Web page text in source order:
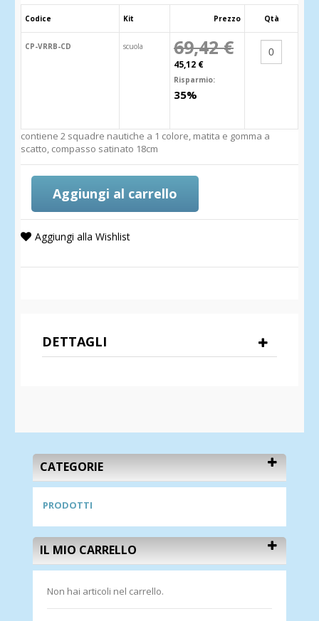
Codice Kit Prezzo Qtà
CP-VRRB-CD scuola 69,42 €
45,12 €
Risparmio:
35%
contiene 2 squadre nautiche a 1 colore, matita e gomma a
scatto, compasso satinato 18cm
Aggiungi al carrello
Aggiungi alla Wishlist
DETTAGLI
CATEGORIE
PRODOTTI
IL MIO CARRELLO
Non hai articoli nel carrello.